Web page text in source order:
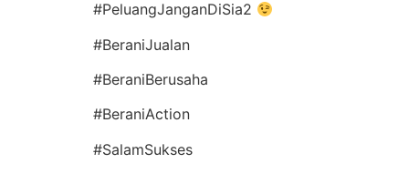
#PeluangJanganDiSia2
#BeraniJualan
#BeraniBerusaha
#BeraniAction
#SalamSukses